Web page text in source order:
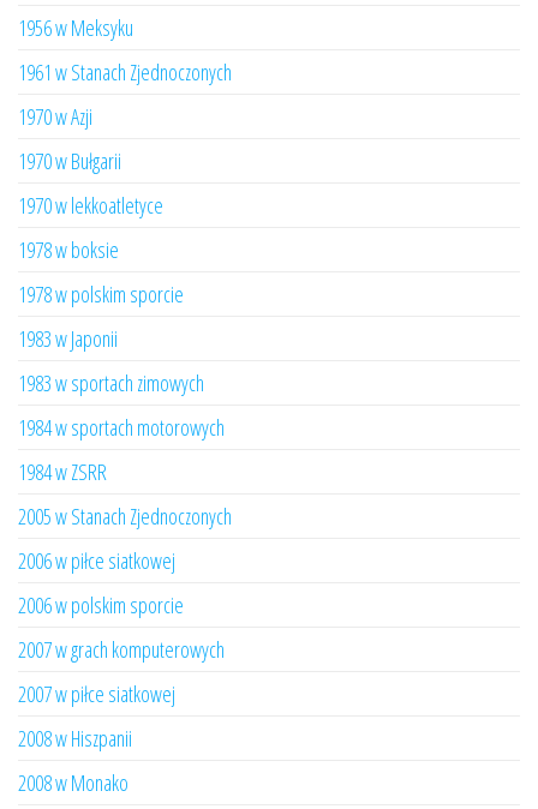
1956 w Meksyku
1961 w Stanach Zjednoczonych
1970 w Azji
1970 w Bułgarii
1970 w lekkoatletyce
1978 w boksie
1978 w polskim sporcie
1983 w Japonii
1983 w sportach zimowych
1984 w sportach motorowych
1984 w ZSRR
2005 w Stanach Zjednoczonych
2006 w piłce siatkowej
2006 w polskim sporcie
2007 w grach komputerowych
2007 w piłce siatkowej
2008 w Hiszpanii
2008 w Monako